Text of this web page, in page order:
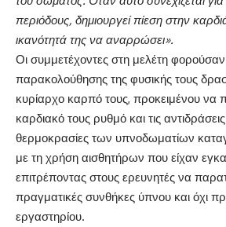
περιόδους, δημιουργεί πίεση στην
ικανότητά της να αναρρώσει».
Οι συμμετέχοντες στη μελέτη
παρακολούθησης της φυσικής τους
κυρίαρχο καρπό τους, προκειμένου να
καρδιακό τους ρυθμό και τις
θερμοκρασίες των υπνοδωματίων
με τη χρήση αισθητήρων που είχαν
επιτρέποντας στους ερευνητές να
πραγματικές συνθήκες ύπνου και όχι
εργαστηρίου.